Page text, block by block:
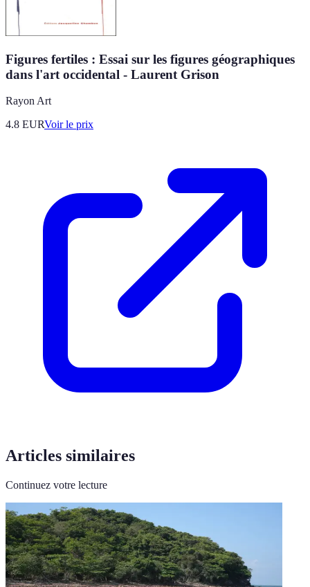
Figures fertiles : Essai sur les figures géographiques
dans l'art occidental - Laurent Grison
Rayon Art
4.8 EURVoir le prix
Articles similaires
Continuez votre lecture